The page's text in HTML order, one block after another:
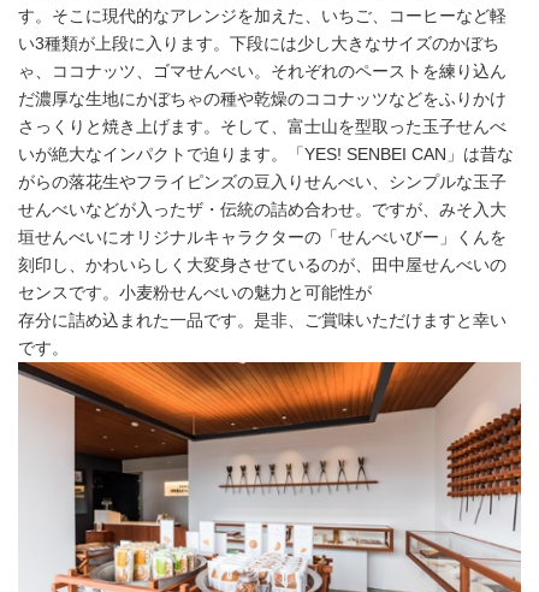
す。そこに現代的なアレンジを加えた、いちご、コーヒーなど軽
い3種類が上段に入ります。下段には少し大きなサイズのかぼち
ゃ、ココナッツ、ゴマせんべい。それぞれのペーストを練り込ん
だ濃厚な生地にかぼちゃの種や乾燥のココナッツなどをふりかけ
さっくりと焼き上げます。そして、富士山を型取った玉子せんべ
いが絶大なインパクトで迫ります。「YES! SENBEI CAN」は昔な
がらの落花生やフライピンズの豆入りせんべい、シンプルな玉子
せんべいなどが入ったザ・伝統の詰め合わせ。ですが、みそ入大
垣せんべいにオリジナルキャラクターの「せんべいびー」くんを
刻印し、かわいらしく大変身させているのが、田中屋せんべいの
センスです。小麦粉せんべいの魅力と可能性が
存分に詰め込まれた一品です。是非、ご賞味いただけますと幸い
です。